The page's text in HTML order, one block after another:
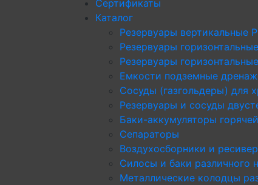
Сертификаты
Каталог
Резервуары вертикальные
Резервуары
Резервуары
Емкости подземные
Сосуды (газгольдеры) для
Резервуары и сосуды
Баки-аккумуляторы
Сепараторы
Воздухосборники и
Силосы и баки различного
Металлические колодцы